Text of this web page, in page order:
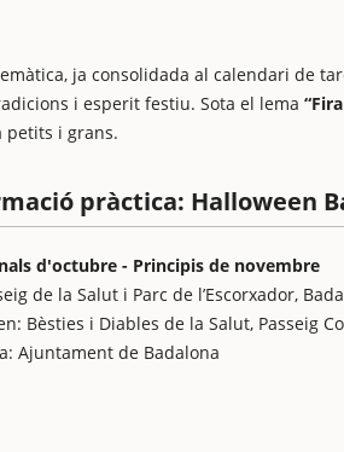
ja consolidada al calendari de
i esperit festiu. Sota el lema
petits i grans.
pràctica: Halloween
d'octubre - Principis de novembre
de la Salut i Parc de l’Escorxador,
Bèsties i Diables de la Salut, Passeig
Ajuntament de Badalona